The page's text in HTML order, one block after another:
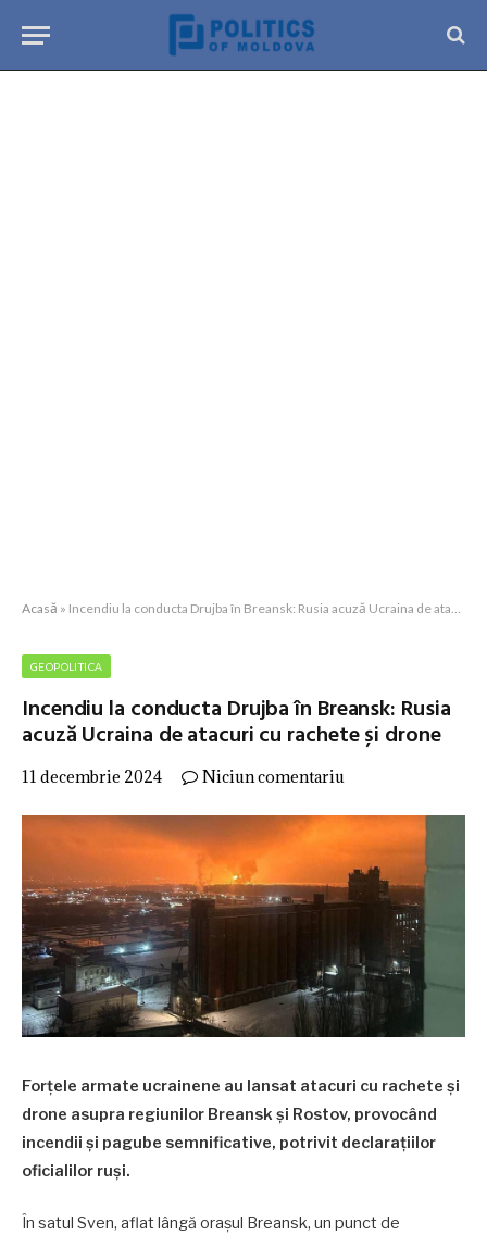
Acasă » Incendiu la conducta Drujba în Breansk: Rusia acuză Ucraina de atacuri cu rachete și drone
GEOPOLITICA
Incendiu la conducta Drujba în Breansk: Rusia
acuză Ucraina de atacuri cu rachete și drone
11 decembrie 2024 Niciun comentariu
Forțele armate ucrainene au lansat atacuri cu rachete și
drone asupra regiunilor Breansk și Rostov, provocând
incendii și pagube semnificative, potrivit declarațiilor
oficialilor ruși.
În satul Sven, aflat lângă orașul Breansk, un punct de